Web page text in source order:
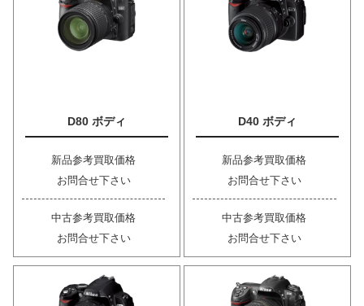
D80 ボディ
新品参考買取価格
お問合せ下さい
中古参考買取価格
お問合せ下さい
D40 ボディ
新品参考買取価格
お問合せ下さい
中古参考買取価格
お問合せ下さい